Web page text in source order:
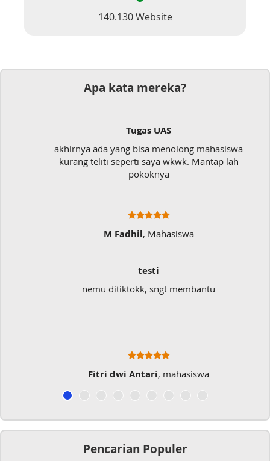
140.130 Website
Apa kata mereka?
Tugas UAS
akhirnya ada yang bisa menolong mahasiswa
kurang teliti seperti saya wkwk. Mantap lah
pokoknya
M Fadhil, Mahasiswa
testi
nemu ditiktokk, sngt membantu
Fitri dwi Antari, mahasiswa
Pencarian Populer